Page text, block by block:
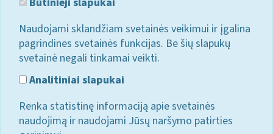
Naudojami sklandžiam svetainės veikimui ir įgalina
pagrindines svetainės funkcijas. Be šių slapukų
svetainė negali tinkamai veikti.
Analitiniai slapukai
Renka statistinę informaciją apie svetainės
naudojimą ir naudojami Jūsų naršymo patirties